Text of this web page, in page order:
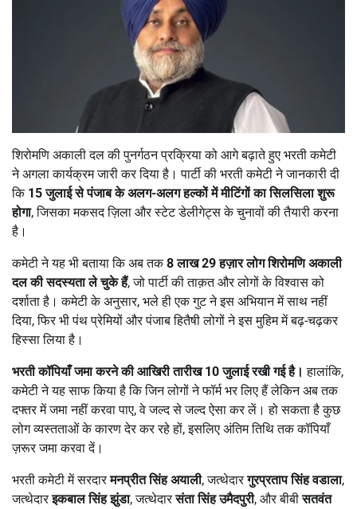
शिरोमणि अकाली दल की पुनर्गठन प्रक्रिया को आगे बढ़ाते हुए भरती कमेटी
ने अगला कार्यक्रम जारी कर दिया है। पार्टी की भरती कमेटी ने जानकारी दी
कि 15जुलाई से पंजाब के अलग-अलग हल्कों में मीटिंगों का सिलसिला शुरू
होगा, जिसका मकसद ज़िला और स्टेट डेलीगेट्स के चुनावों की तैयारी करना
है।
कमेटी ने यह भी बताया कि अब तक8लाख29हज़ार लोग शिरोमणि अकाली
दल की सदस्यता ले चुके हैं, जो पार्टी की ताक़त और लोगों के विश्वास को
दर्शाता है। कमेटी के अनुसार, भले ही एक गुट ने इस अभियान में साथ नहीं
दिया, फिर भी पंथ प्रेमियों और पंजाब हितैषी लोगों ने इस मुहिम में बढ़-चढ़कर
हिस्सा लिया है।
भरती कॉपियाँ जमा करने की आखिरी तारीख10जुलाई रखी गई है। हालांकि,
कमेटी ने यह साफ किया है कि जिन लोगों ने फॉर्म भर लिए हैं लेकिन अब तक
दफ्तर में जमा नहीं करवा पाए, वे जल्द से जल्द ऐसा कर लें। हो सकता है कुछ
लोग व्यस्तताओं के कारण देर कर रहे हों, इसलिए अंतिम तिथि तक कॉपियाँ
ज़रूर जमा करवा दें।
भरती कमेटी में सरदारमनप्रीत सिंह अयाली, जत्थेदारगुरप्रताप सिंह वडाला,
जत्थेदारइकबाल सिंह झुंडा, जत्थेदारसंता सिंह उमैदपुरी, और बीबीसतवंत